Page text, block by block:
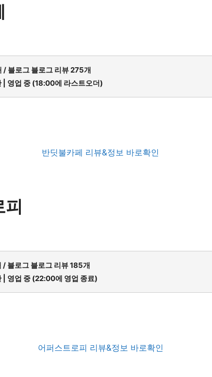
/ 블로그 블로그 리뷰 275개
| 영업 중 (18:00에 라스트오더)
반딧불카페 리뷰&정보 바로확인
피
/ 블로그 블로그 리뷰 185개
| 영업 중 (22:00에 영업 종료)
어퍼스트로피 리뷰&정보 바로확인